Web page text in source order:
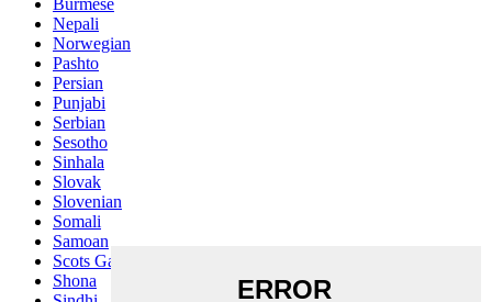
Burmese
Nepali
Norwegian
Pashto
Persian
Punjabi
Serbian
Sesotho
Sinhala
Slovak
Slovenian
Somali
Samoan
Scots Gaelic
Shona